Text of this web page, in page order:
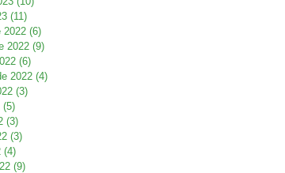
(11)
2022 (6)
2022 (9)
(6)
2022 (4)
(3)
(5)
(3)
(3)
(4)
(9)